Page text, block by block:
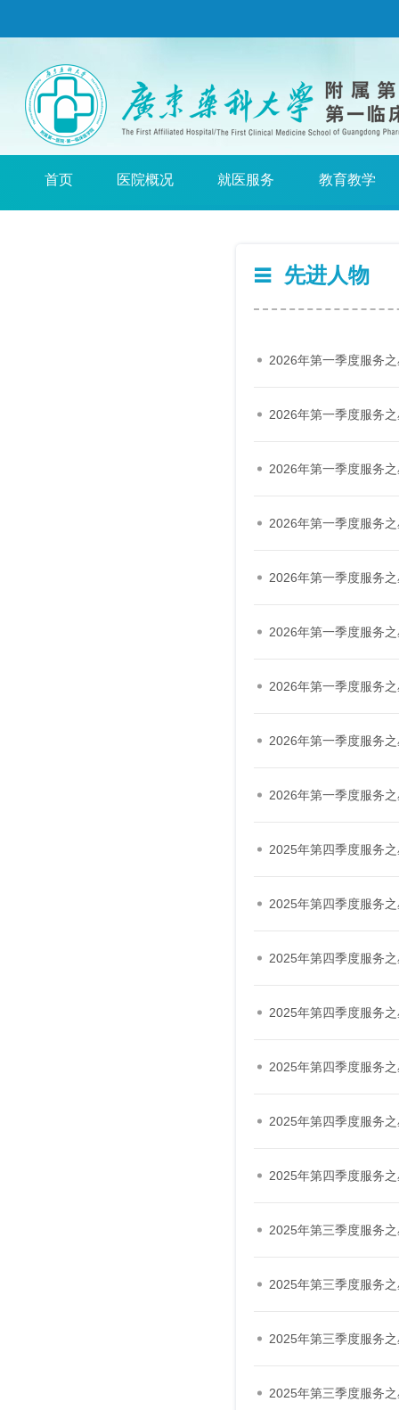
首页 医院概况 就医服务 教育教学
先进人物
2026年第一季度服务
2026年第一季度服务
2026年第一季度服务
2026年第一季度服务
2026年第一季度服务
2026年第一季度服务
2026年第一季度服务
2026年第一季度服务
2026年第一季度服务
2025年第四季度服务
2025年第四季度服务
2025年第四季度服务
2025年第四季度服务
2025年第四季度服务
2025年第四季度服务
2025年第四季度服务
2025年第三季度服务
2025年第三季度服务
2025年第三季度服务
2025年第三季度服务